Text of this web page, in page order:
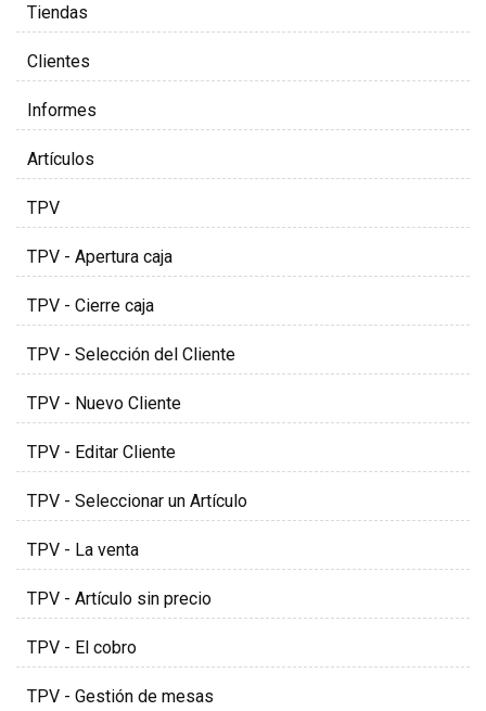
Tiendas
Clientes
Informes
Artículos
TPV
TPV - Apertura caja
TPV - Cierre caja
TPV - Selección del Cliente
TPV - Nuevo Cliente
TPV - Editar Cliente
TPV - Seleccionar un Artículo
TPV - La venta
TPV - Artículo sin precio
TPV - El cobro
TPV - Gestión de mesas